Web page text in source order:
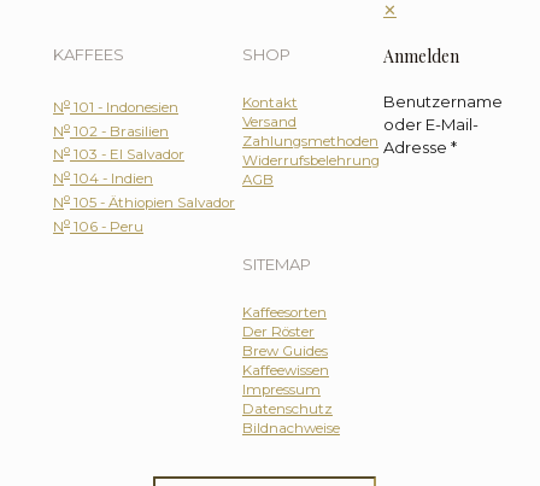
KAFFEES
No101 - Indonesien
No102 - Brasilien
No103 - El Salvador
No104 - Indien
No105 - Äthiopien Salvador
No106 - Peru
SHOP
Kontakt
Versand
Zahlungsmethoden
Widerrufsbelehrung
AGB
SITEMAP
Kaffeesorten
Der Röster
Brew Guides
Kaffeewissen
Impressum
Datenschutz
Bildnachweise
✕
Anmelden
Benutzername
oder E-Mail-
Adresse *